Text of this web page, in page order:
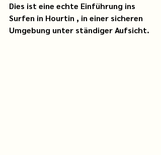
Dies ist eine echte Einführung ins
Surfen in Hourtin , in einer sicheren
Umgebung unter ständiger Aufsicht.